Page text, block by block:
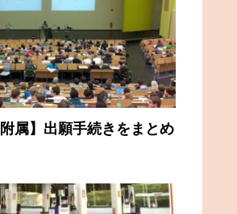
附属】出願手続きをまとめ